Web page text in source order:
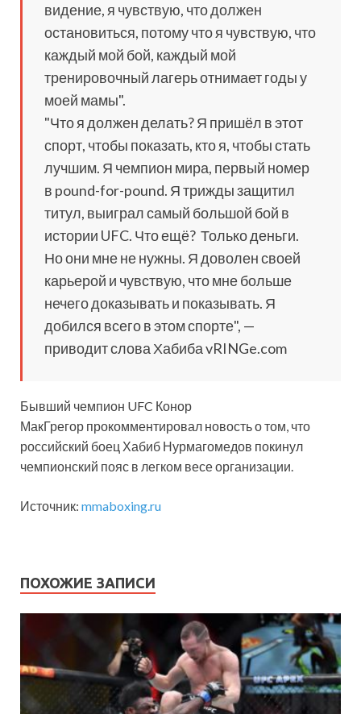
видение, я чувствую, что должен
остановиться, потому что я чувствую, что
каждый мой бой, каждый мой
тренировочный лагерь отнимает годы у
моей мамы".
"Что я должен делать? Я пришёл в этот
спорт, чтобы показать, кто я, чтобы стать
лучшим. Я чемпион мира, первый номер
в pound-for-pound. Я трижды защитил
титул, выиграл самый большой бой в
истории UFC. Что ещё? Только деньги.
Но они мне не нужны. Я доволен своей
карьерой и чувствую, что мне больше
нечего доказывать и показывать. Я
добился всего в этом спорте", —
приводит слова Хабиба vRINGe.com
Бывший чемпион UFC Конор
МакГрегор прокомментировал новость о том, что
российский боец Хабиб Нурмагомедов покинул
чемпионский пояс в легком весе организации.
Источник: mmaboxing.ru
ПОХОЖИЕ ЗАПИСИ